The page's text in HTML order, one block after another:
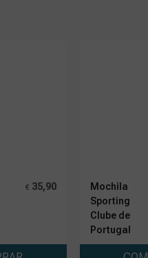
€ 35,90
Mochila
Sporting
Clube de
Portugal